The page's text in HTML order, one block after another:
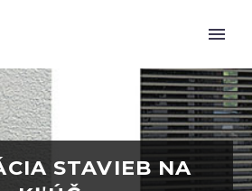
STAVIEB NA